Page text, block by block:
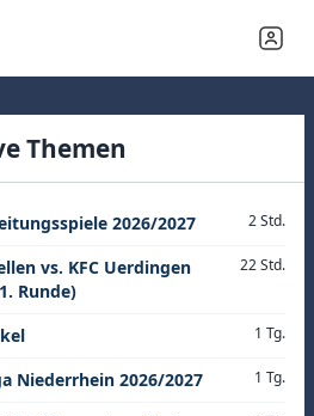
Themen
2026/2027 2 Std.
vs. KFC Uerdingen
Runde)
22 Std.
1 Tg.
Niederrhein 2026/2027 1 Tg.